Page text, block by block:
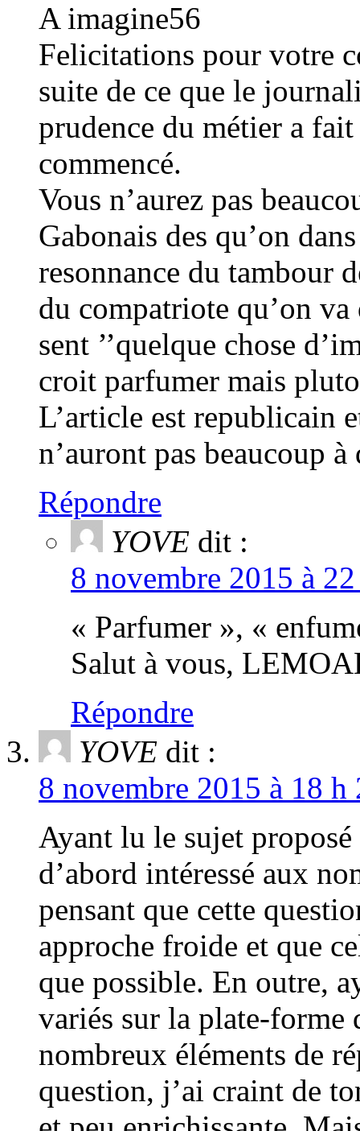
A imagine56
Felicitations pour votre
suite de ce que le
prudence du métier a
commencé.
Vous n’aurez pas
Gabonais des qu’on
resonnance du tambour
du compatriote qu’on
sent ’’quelque chose
croit parfumer mais
L’article est republicain
n’auront pas beaucoup à
Répondre
YOVE dit :
8 novembre 2015 à
« Parfumer », «
Salut à vous,
Répondre
YOVE dit :
8 novembre 2015 à 18
Ayant lu le sujet
d’abord intéressé aux
pensant que cette
approche froide et que
que possible. En outre,
variés sur la plate-forme
nombreux éléments de
question, j’ai craint de